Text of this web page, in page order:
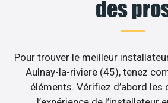
des
Pour trouver le meilleur
Aulnay-la-riviere (45), tenez
éléments. Vérifiez d’abord